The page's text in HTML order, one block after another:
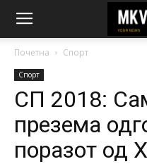
Почетна Спорт
Спорт
СП 2018:
презема
поразот од